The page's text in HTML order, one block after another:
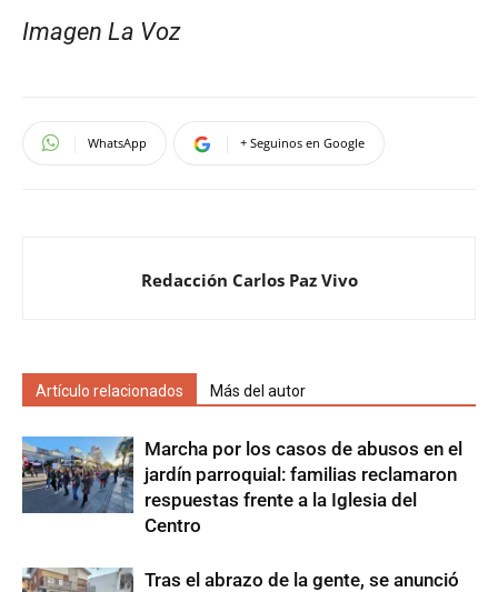
Imagen La Voz
WhatsApp + Seguinos en Google
Redacción Carlos Paz Vivo
Artículo relacionados Más del autor
Marcha por los casos de abusos en el
jardín parroquial: familias reclamaron
respuestas frente a la Iglesia del
Centro
Tras el abrazo de la gente, se anunció